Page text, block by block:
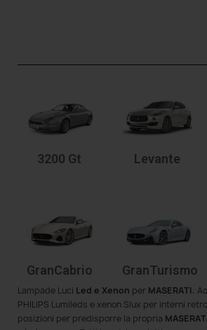
3200 Gt Levante
GranCabrio GranTurismo
Lampade Luci Led e Xenon per MASERATI.
PHILIPS Lumileds e xenon Slux per interni
posizioni per predisporre la propria MASERATI